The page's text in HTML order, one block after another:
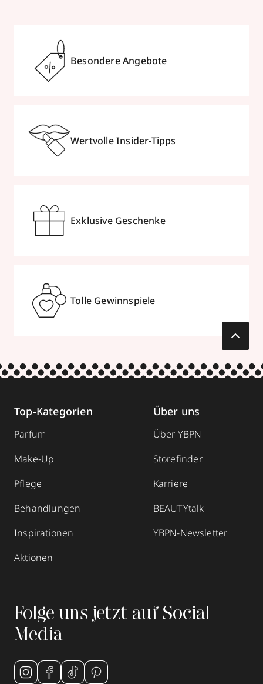
Besondere Angebote
Wertvolle Insider-Tipps
Exklusive Geschenke
Tolle Gewinnspiele
Top-Kategorien
Parfum
Make-Up
Pflege
Behandlungen
Inspirationen
Aktionen
Über uns
Über YBPN
Storefinder
Karriere
BEAUTYtalk
YBPN-Newsletter
Folge uns jetzt auf Social
Media